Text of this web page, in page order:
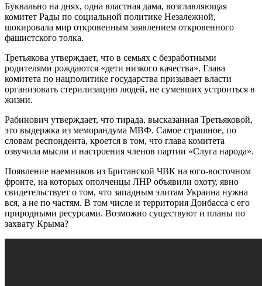
Буквально на днях, одна властная дама, возглавляющая
комитет Рады по социальной политике Незалежной,
шокировала мир откровенным заявлением откровенного
фашистского толка.
Третьякова утверждает, что в семьях с безработными
родителями рождаются «дети низкого качества». Глава
комитета по нацполитике государства призывает власти
организовать стерилизацию людей, не сумевших устроиться в
жизни.
Рабинович утверждает, что тирада, высказанная Третьяковой,
это выдержка из меморандума МВФ. Самое страшное, по
словам респондента, кроется в том, что глава комитета
озвучила мысли и настроения членов партии «Слуга народа».
Появление наемников из Британской ЧВК на юго-восточном
фронте, на которых ополченцы ЛНР объявили охоту, явно
свидетельствует о том, что западным элитам Украина нужна
вся, а не по частям. В том числе и территория Донбасса с его
природными ресурсами. Возможно существуют и планы по
захвату Крыма?